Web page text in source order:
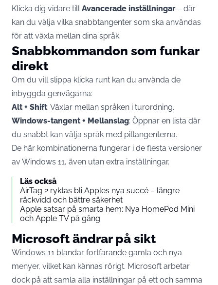
Klicka dig vidare till Avancerade inställningar– där
kan du välja vilka snabbtangenter som ska användas
för att växla mellan dina språk.
Snabbkommandon som funkar
direkt
Om du vill slippa klicka runt kan du använda de
inbyggda genvägarna:
Alt + Shift: Växlar mellan språken i turordning.
Windows-tangent + Mellanslag: Öppnar en lista där
du snabbt kan välja språk med piltangenterna.
De här kombinationerna fungerar i de flesta versioner
av Windows 11, även utan extra inställningar.
Läs också
AirTag 2 ryktas bli Apples nya succé – längre
räckvidd och bättre säkerhet
Apple satsar på smarta hem: Nya HomePod Mini
och Apple TV på gång
Microsoft ändrar på sikt
Windows 11 blandar fortfarande gamla och nya
menyer, vilket kan kännas rörigt. Microsoft arbetar
dock på att samla alla inställningar på ett och samma